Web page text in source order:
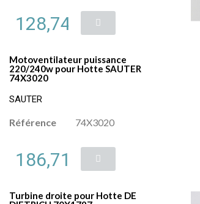
128,74 €
Motoventilateur puissance
220/240w pour Hotte SAUTER
74X3020
SAUTER
Référence 74X3020
186,71 €
Turbine droite pour Hotte DE